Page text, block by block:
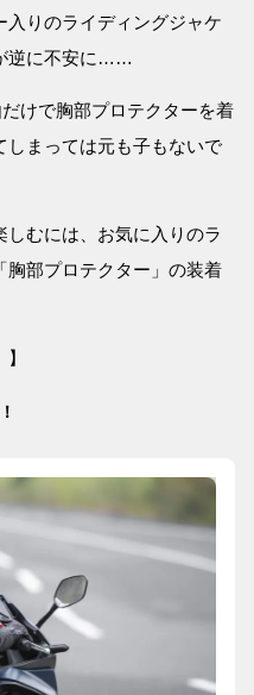
りのライディングジャケ
逆に不安に……
けで胸部プロテクターを着
しまっては元も子もないで
むには、お気に入りのラ
胸部プロテクター」の装着